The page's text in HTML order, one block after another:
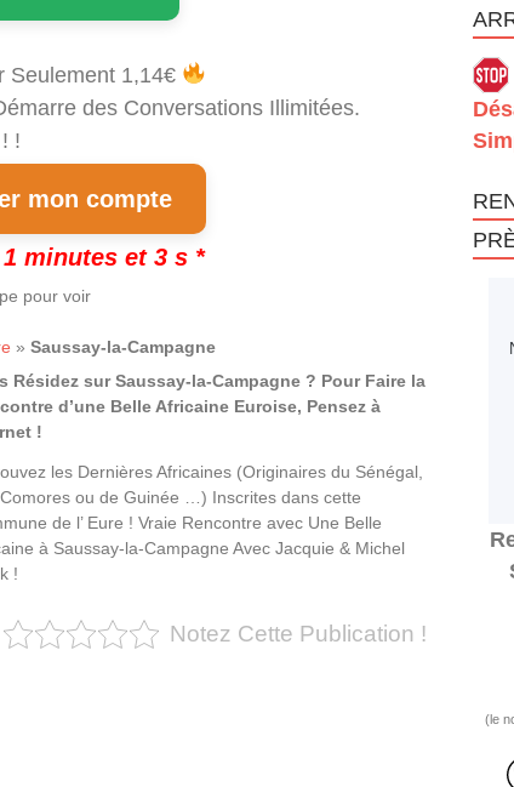
1,14€
des Conversations Illimitées.
!
mon compte
minutes et 3 s *
pour voir
» Saussay-la-Campagne
Résidez sur Saussay-la-Campagne ? Pour Faire la
d’une Belle Africaine Euroise, Pensez à
!
les Dernières Africaines (Originaires du Sénégal,
ou de Guinée …) Inscrites dans cette
de l’ Eure ! Vraie Rencontre avec Une Belle
à Saussay-la-Campagne Avec Jacquie & Michel
!
Notez Cette Publication !
(le